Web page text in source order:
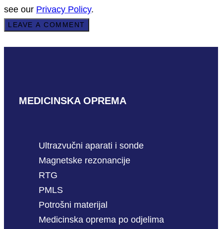
see our Privacy Policy.
MEDICINSKA OPREMA
Ultrazvučni aparati i sonde
Magnetske rezonancije
RTG
PMLS
Potrošni materijal
Medicinska oprema po odjelima